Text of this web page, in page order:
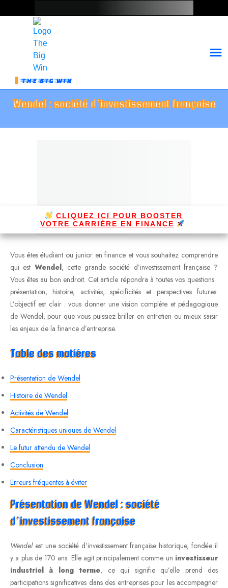
THE BIG WIN
Wendel : société d’investissement française
CLIQUEZ ICI POUR BOOSTER
VOTRE CARRIÈRE EN FINANCE
Vous êtes étudiant ou junior en finance et vous souhaitez comprendre
qui est Wendel, cette grande société d’investissement française ?
Vous êtes au bon endroit. Cet article répondra à toutes vos questions :
présentation, histoire, activités, spécificités et perspectives futures.
L’objectif est clair : vous donner une vision complète et pédagogique
de Wendel, pour que vous puissiez briller en entretien ou mieux saisir
les enjeux de la finance d’entreprise.
Table des matières
Présentation de Wendel
Histoire de Wendel
Activités de Wendel
Caractéristiques uniques de Wendel
Le futur attendu de Wendel
Conclusion
Erreurs fréquentes à éviter
Présentation de Wendel : société
d’investissement française
Wendelest une société d’investissement française historique, fondée il
y a plus de 170 ans. Elle agit principalement comme un investisseur
industriel à long terme, ce qui signifie qu’elle prend des
participations significatives dans des entreprises pour les accompagner